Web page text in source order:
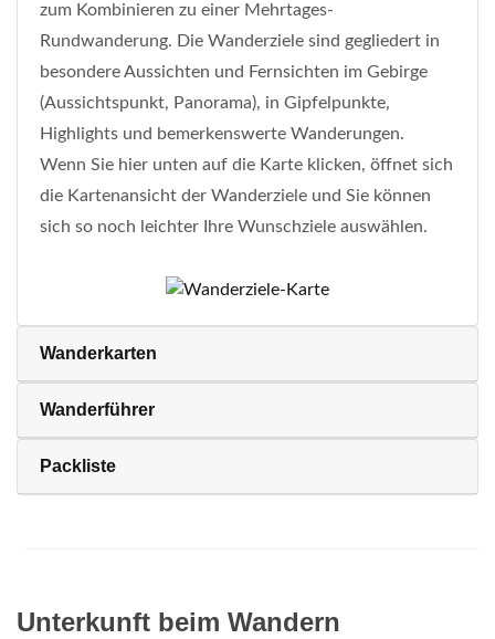
zum Kombinieren zu einer Mehrtages-
Rundwanderung. Die Wanderziele sind gegliedert in
besondere Aussichten und Fernsichten im Gebirge
(Aussichtspunkt, Panorama), in Gipfelpunkte,
Highlights und bemerkenswerte Wanderungen.
Wenn Sie hier unten auf die Karte klicken, öffnet sich
die Kartenansicht der Wanderziele und Sie können
sich so noch leichter Ihre Wunschziele auswählen.
Wanderkarten
Wanderführer
Packliste
Unterkunft beim Wandern